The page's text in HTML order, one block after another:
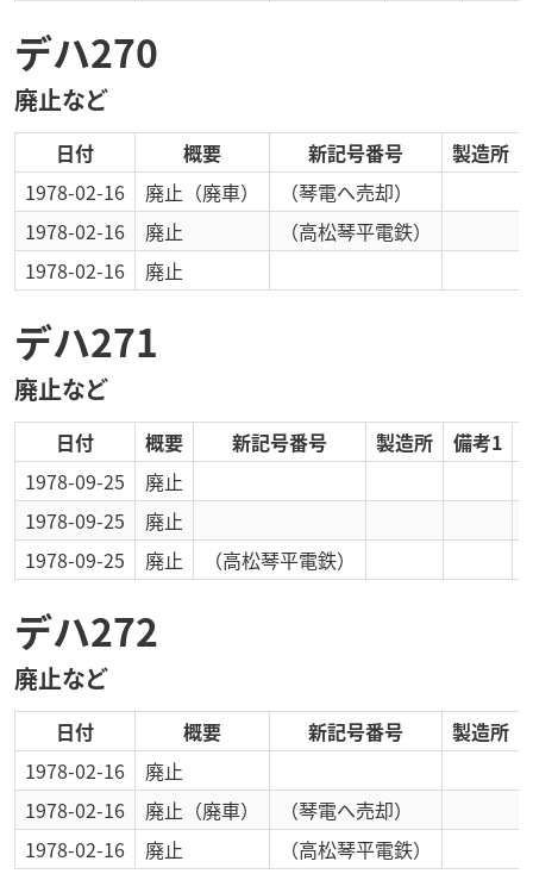
デハ270
廃止など
日付 概要 新記号番号 製造所
1978-02-16
廃止 （廃車）
（琴電へ売却）
1978-02-16
廃止
（高松琴平電鉄）
1978-02-16
廃止
デハ271
廃止など
日付 概要 新記号番号 製造所 備考1
1978-09-25
廃止
1978-09-25
廃止
1978-09-25
廃止 （高松琴平電鉄）
デハ272
廃止など
日付 概要 新記号番号 製造所
1978-02-16
廃止
1978-02-16
廃止 （廃車）
（琴電へ売却）
1978-02-16
廃止 （高松琴平電鉄）